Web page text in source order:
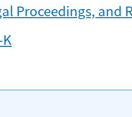
Proceedings, and